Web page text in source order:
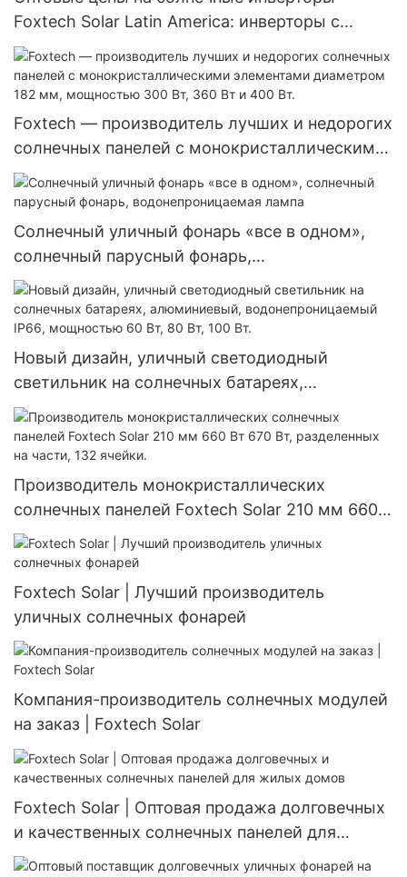
Foxtech Solar Latin America: инверторы с
чистой синусоидальной волной, 4 кВт, 6 кВт,
48 В, 120/240 В, автономные солнечные
инверторы.
Foxtech — производитель лучших и недорогих
солнечных панелей с монокристаллическими
элементами диаметром 182 мм, мощностью
300 Вт, 360 Вт и 400 Вт.
Солнечный уличный фонарь «все в одном»,
солнечный парусный фонарь,
водонепроницаемая лампа
Новый дизайн, уличный светодиодный
светильник на солнечных батареях,
алюминиевый, водонепроницаемый IP66,
мощностью 60 Вт, 80 Вт, 100 Вт.
Производитель монокристаллических
солнечных панелей Foxtech Solar 210 мм 660
Вт 670 Вт, разделенных на части, 132 ячейки.
Foxtech Solar | Лучший производитель
уличных солнечных фонарей
Компания-производитель солнечных модулей
на заказ | Foxtech Solar
Foxtech Solar | Оптовая продажа долговечных
и качественных солнечных панелей для
жилых домов